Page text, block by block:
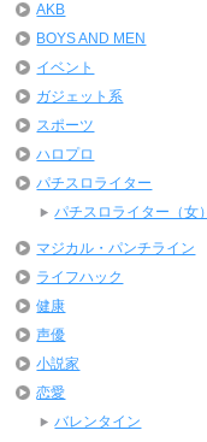
AKB
BOYS AND MEN
イベント
ガジェット系
スポーツ
ハロプロ
パチスロライター
パチスロライター（女）
マジカル・パンチライン
ライフハック
健康
声優
小説家
恋愛
バレンタイン